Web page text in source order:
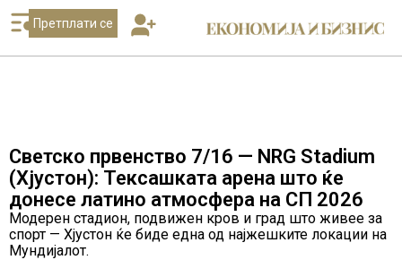
Претплати се
Светско првенство 7/16 — NRG Stadium
(Хјустон): Тексашката арена што ќе
донесе латино атмосфера на СП 2026
Модерен стадион, подвижен кров и град што живее за
спорт — Хјустон ќе биде една од најжешките локации на
Мундијалот.